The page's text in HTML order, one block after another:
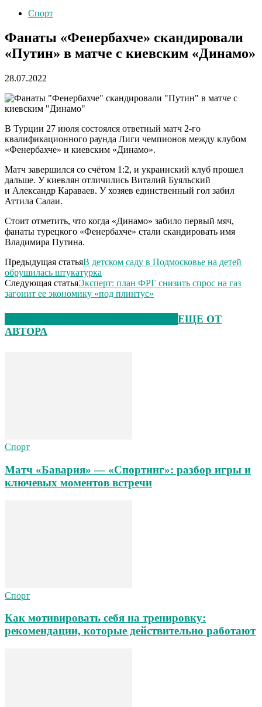
Спорт
Фанаты «Фенербахче» скандировали
«Путин» в матче с киевским «Динамо»
28.07.2022
В Турции 27 июля состоялся ответный матч 2-го
квалификационного раунда Лиги чемпионов между клубом
«Фенербахче» и киевским «Динамо».
Матч завершился со счётом 1:2, и украинский клуб прошел
дальше. У киевлян отличились Виталий Буяльский
и Александр Караваев. У хозяев единственный гол забил
Аттила Салаи.
Стоит отметить, что когда «Динамо» забило первый мяч,
фанаты турецкого «Фенербахче» стали скандировать имя
Владимира Путина.
Предыдущая статьяВ детском саду в Подмосковье на детей
обрушилась штукатурка
Следующая статьяЭксперт: план ФРГ снизить спрос на газ
загонит ее экономику «под плинтус»
ЕЩЕ ОТ
АВТОРА
Спорт
Матч «Бавария» — «Спортинг»: разбор игры и
ключевых моментов встречи
Спорт
Как мотивировать себя на тренировку:
рекомендации, которые действительно работают